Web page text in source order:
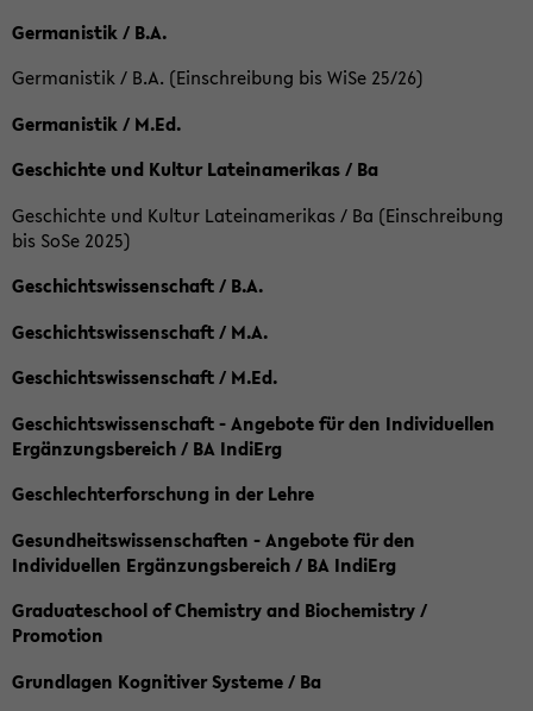
Germanistik / B.A.
Germanistik / B.A. (Einschreibung bis WiSe 25/26)
Germanistik / M.Ed.
Geschichte und Kultur Lateinamerikas / Ba
Geschichte und Kultur Lateinamerikas / Ba (Einschreibung
bis SoSe 2025)
Geschichtswissenschaft / B.A.
Geschichtswissenschaft / M.A.
Geschichtswissenschaft / M.Ed.
Geschichtswissenschaft - Angebote für den Individuellen
Ergänzungsbereich / BA IndiErg
Geschlechterforschung in der Lehre
Gesundheitswissenschaften - Angebote für den
Individuellen Ergänzungsbereich / BA IndiErg
Graduateschool of Chemistry and Biochemistry /
Promotion
Grundlagen Kognitiver Systeme / Ba